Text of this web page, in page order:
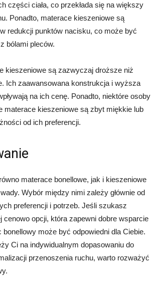
części ciała, co przekłada się na większy
Ponadto, materace kieszeniowe są
redukcji punktów nacisku, co może być
bólami pleców.
kieszeniowe są zazwyczaj droższe niż
Ich zaawansowana konstrukcja i wyższa
na ich cenę. Ponadto, niektóre osoby
materace kieszeniowe są zbyt miękkie lub
od ich preferencji.
materace bonellowe, jak i kieszeniowe
Wybór między nimi zależy głównie od
preferencji i potrzeb. Jeśli szukasz
cenowo opcji, która zapewni dobre wsparcie
bonellowy może być odpowiedni dla Ciebie.
Ci na indywidualnym dopasowaniu do
przenoszenia ruchu, warto rozważyć